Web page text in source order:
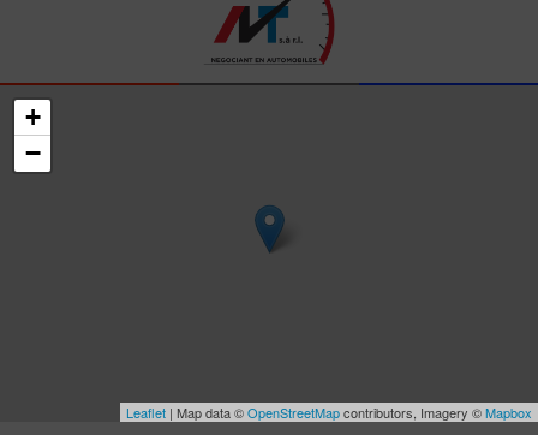
+
−
Leaflet | Map data ©OpenStreetMapcontributors, Imagery ©Mapbox